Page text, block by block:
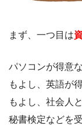
まず、一つ目は
パソコンが得意
もよし、英語が
もよし、社会人
秘書検定などを